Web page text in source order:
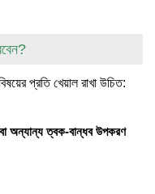
প্রতি খেয়াল রাখা উচিত:
অন্যান্য ত্বক-বান্ধব উপকরণ